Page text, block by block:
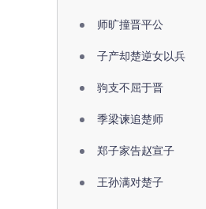
师旷撞晋平公
子产却楚逆女以兵
驹支不屈于晋
季梁谏追楚师
郑子家告赵宣子
王孙满对楚子